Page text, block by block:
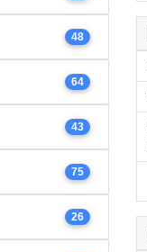
48
64
43
75
26